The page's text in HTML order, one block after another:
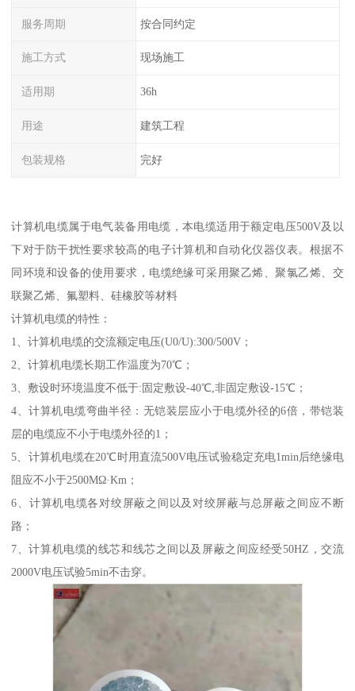
服务周期 按合同约定
施工方式 现场施工
适用期 36h
用途 建筑工程
包装规格 完好
计算机电缆属于电气装备用电缆，本电缆适用于额定电压500V及以
下对于防干扰性要求较高的电子计算机和自动化仪器仪表。根据不
同环境和设备的使用要求，电缆绝缘可采用聚乙烯、聚氯乙烯、交
联聚乙烯、氟塑料、硅橡胶等材料
计算机电缆的特性：
1、计算机电缆的交流额定电压(U0/U):300/500V；
2、计算机电缆长期工作温度为70℃；
3、敷设时环境温度不低于:固定敷设-40℃,非固定敷设-15℃；
4、计算机电缆弯曲半径：无铠装层应小于电缆外径的6倍，带铠装
层的电缆应不小于电缆外径的1；
5、计算机电缆在20℃时用直流500V电压试验稳定充电1min后绝缘电
阻应不小于2500MΩ·Km；
6、计算机电缆各对绞屏蔽之间以及对绞屏蔽与总屏蔽之间应不断
路；
7、计算机电缆的线芯和线芯之间以及屏蔽之间应经受50HZ，交流
2000V电压试验5min不击穿。